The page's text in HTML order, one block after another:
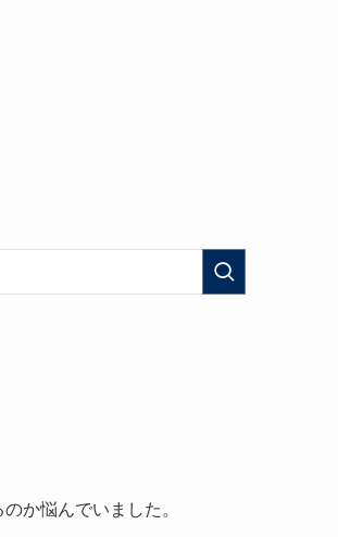
か悩んでいました。